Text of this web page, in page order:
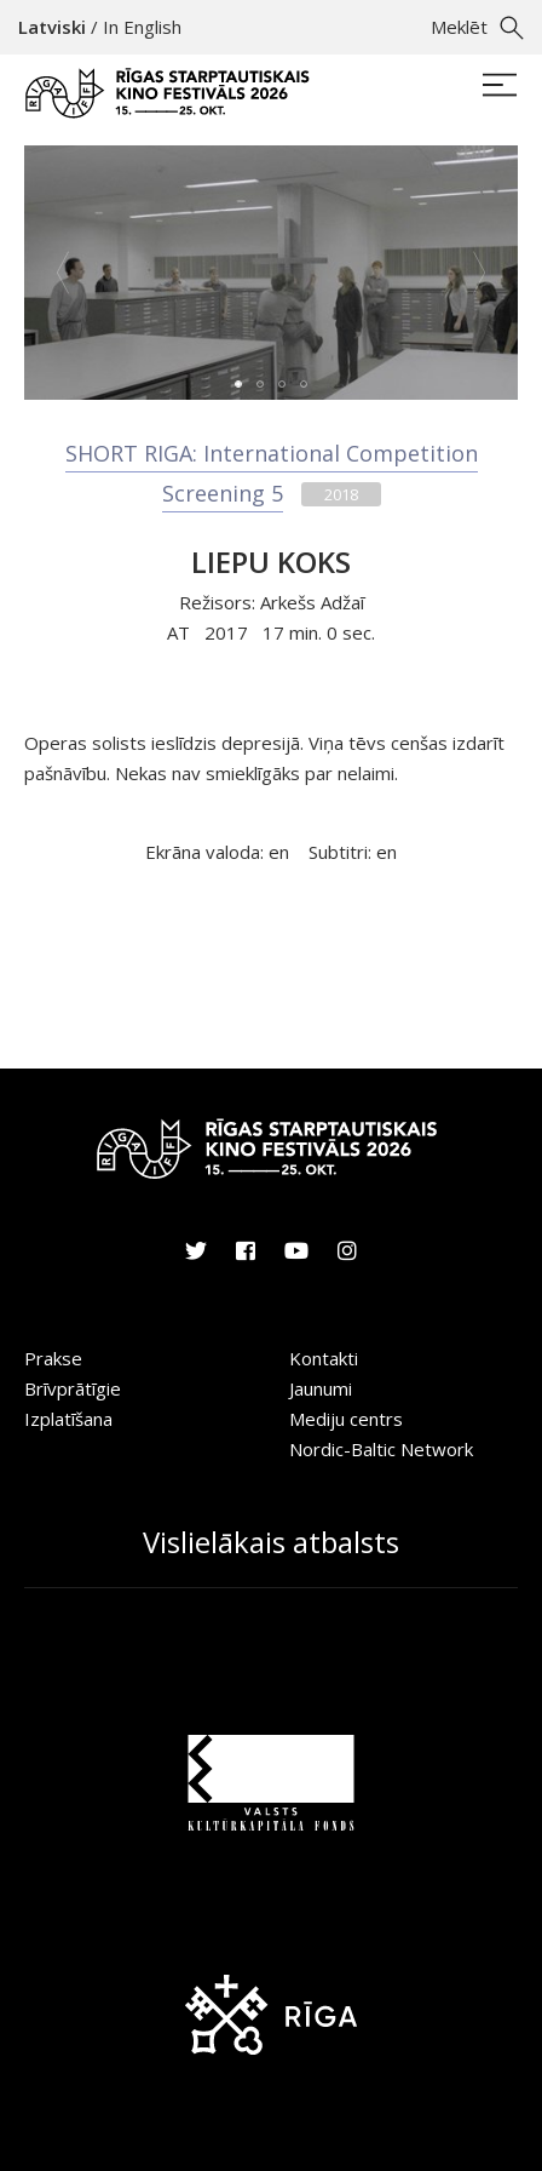
Meklēt
Latviski / In English
SHORT RIGA: International Competition
Screening 5
2018
LIEPU KOKS
Režisors: Arkešs Adžaī
AT
2017 17 min. 0 sec.
Operas solists ieslīdzis depresijā. Viņa tēvs cenšas izdarīt
pašnāvību. Nekas nav smieklīgāks par nelaimi.
Ekrāna valoda: en Subtitri: en
Prakse
Brīvprātīgie
Izplatīšana
Kontakti
Jaunumi
Mediju centrs
Nordic-Baltic Network
Vislielākais atbalsts